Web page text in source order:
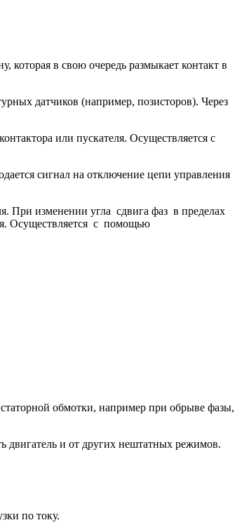
которая в свою очередь размыкает контакт в
датчиков (например, позисторов). Через
или пускателя. Осуществляется с
сигнал на отключение цепи управления
При изменении угла сдвига фаз в пределах
Осуществляется с помощью
обмотки, например при обрыве фазы,
двигатель и от других нештатных режимов.
по току.